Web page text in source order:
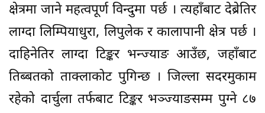
क्षेत्रमा जाने महत्वपूर्ण विन्दुमा पर्छ । त्यहाँबाट देब्रेतिर
लाग्दा लिम्पियाधुरा, लिपुलेक र कालापानी क्षेत्र पर्छ ।
दाहिनेतिर लाग्दा टिङ्कर भन्ज्याङ आउँछ, जहाँबाट
तिब्बतको ताक्लाकोट पुगिन्छ । जिल्ला सदरमुकाम
रहेको दार्चुला तर्फबाट टिङ्कर भञ्ज्याङसम्म पुग्ने ८७